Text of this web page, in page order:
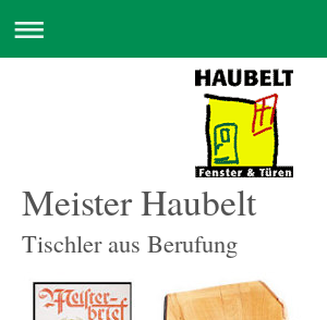
Meister Haubelt
Tischler aus Berufung